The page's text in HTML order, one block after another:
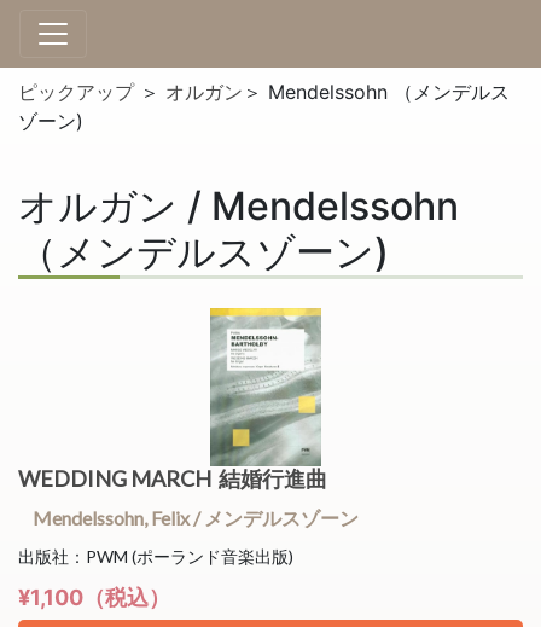
ピックアップ ＞ オルガン ＞ Mendelssohn （メンデルス
ゾーン)
オルガン / Mendelssohn
（メンデルスゾーン)
WEDDING MARCH 結婚行進曲
Mendelssohn, Felix / メンデルスゾーン
出版社：PWM (ポーランド音楽出版)
¥1,100（税込）